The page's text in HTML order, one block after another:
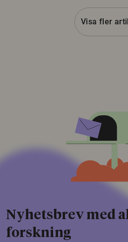
Visa fler
Nyhetsbrev med
forskning